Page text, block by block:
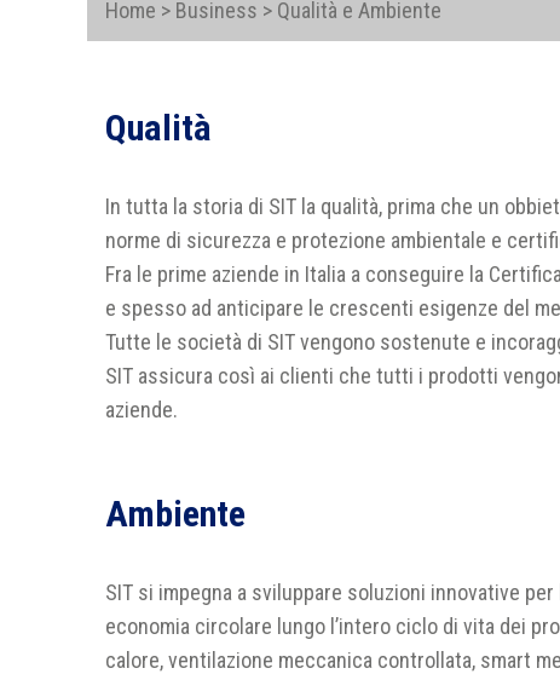
Home > Business > Qualità e Ambiente
Qualità
In tutta la storia di SIT la qualità, prima che un
norme di sicurezza e protezione ambientale e
Fra le prime aziende in Italia a conseguire la
e spesso ad anticipare le crescenti esigenze del
Tutte le società di SIT vengono sostenute e
SIT assicura così ai clienti che tutti i prodotti
aziende.
Ambiente
SIT si impegna a sviluppare soluzioni innovative
economia circolare lungo l’intero ciclo di vita dei
calore, ventilazione meccanica controllata, smart